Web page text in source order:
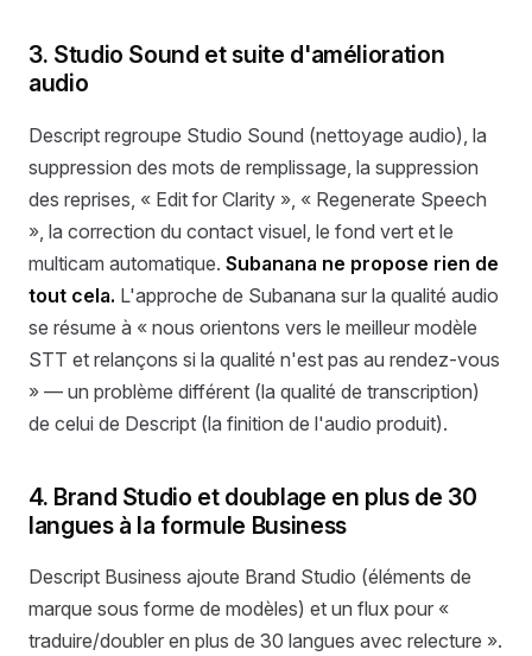
3. Studio Sound et suite d'amélioration
audio
Descript regroupe Studio Sound (nettoyage audio), la
suppression des mots de remplissage, la suppression
des reprises, « Edit for Clarity », « Regenerate Speech
», la correction du contact visuel, le fond vert et le
multicam automatique. Subanana ne propose rien de
tout cela. L'approche de Subanana sur la qualité audio
se résume à « nous orientons vers le meilleur modèle
STT et relançons si la qualité n'est pas au rendez-vous
» — un problème différent (la qualité de transcription)
de celui de Descript (la finition de l'audio produit).
4. Brand Studio et doublage en plus de 30
langues à la formule Business
Descript Business ajoute Brand Studio (éléments de
marque sous forme de modèles) et un flux pour «
traduire/doubler en plus de 30 langues avec relecture ».